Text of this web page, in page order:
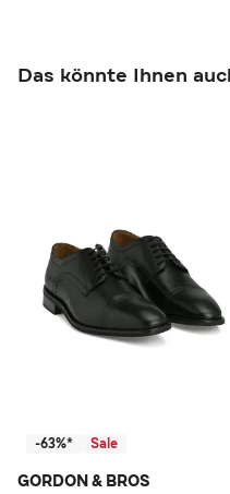
Das könnte Ihnen
-63%* Sale
GORDON & BROS